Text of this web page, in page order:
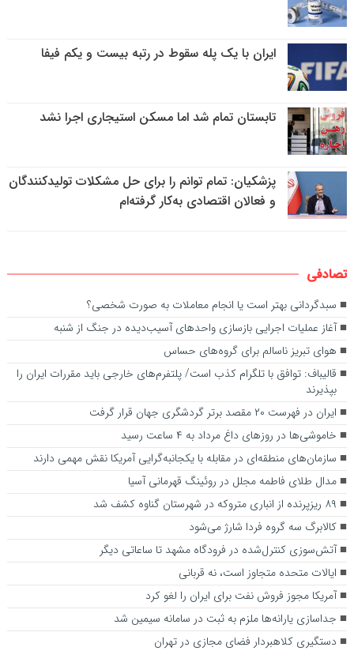
ایران با یک پله سقوط در رتبه بیست و یکم فیفا
تابستان تمام شد اما مسکن استیجاری اجرا نشد
پزشکیان: تمام توانم را برای حل مشکلات تولیدکنندگان
و فعالان اقتصادی به‌کار گرفته‌ام
تصادفی
سبدگردانی بهتر است یا انجام معاملات به صورت شخصی؟
آغاز عملیات اجرایی بازسازی واحد‌های آسیب‌دیده در جنگ از شنبه
هوای تبریز ناسالم برای گروه‌های حساس
قالیباف: توافق با تلگرام کذب است/ پلتفرم‌های خارجی باید مقررات ایران را
بپذیرند
ایران در فهرست ۲۰ مقصد برتر گردشگری جهان قرار گرفت
خاموشی‌ها در روزهای داغ مرداد به ۴ ساعت رسید
سازمان‌های منطقه‌ای در مقابله با یکجانبه‌گرایی آمریکا نقش مهمی دارند
مدال طلای فاطمه مجلل در روئینگ قهرمانی آسیا
۸۹ ریزپرنده از انباری متروکه در شهرستان گناوه کشف شد
کالابرگ سه گروه فردا شارژ می‌شود
آتش‌سوزی کنترل‌شده در فرودگاه مشهد تا ساعاتی دیگر
ایالات متحده متجاوز است، نه قربانی
آمریکا مجوز فروش نفت برای ایران را لغو کرد
جداسازی یارانه‌ها ملزم به ثبت در سامانه سیمین شد
دستگیری کلاهبردار فضای مجازی در تهران